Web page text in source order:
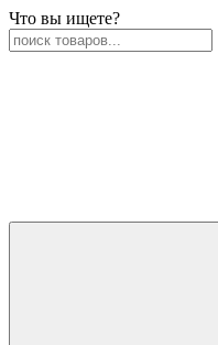
Что вы ищете?